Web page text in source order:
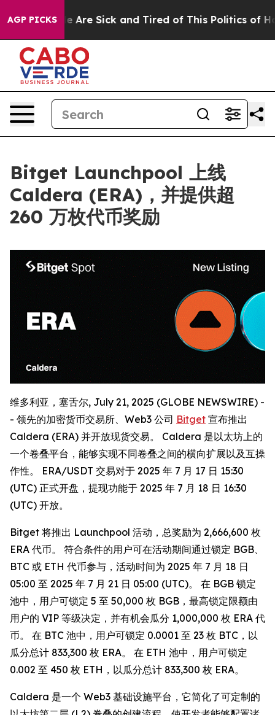
AGP PICKS
“People Are Sick and Tired of This Politics of
Bitget Launchpool 上线
Caldera (ERA)，并提供超
260 万枚代币奖励
维多利亚，塞舌尔, July 21, 2025 (GLOBE NEWSWIRE) -
- 领先的加密货币交易所、Web3 公司 Bitget 宣布推出
Caldera (ERA) 并开放现货交易。 Caldera 是以太坊上的
一个卷叠平台，能够实现不同卷叠之间的横向扩展以及互操
作性。 ERA/USDT 交易对于 2025 年 7 月 17 日 15:30
(UTC) 正式开盘，提现功能于 2025 年 7 月 18 日 16:30
(UTC) 开放。
Bitget 将推出 Launchpool 活动，总奖励为 2,666,600 枚
ERA 代币。 符合条件的用户可在活动期间通过锁定 BGB、
BTC 或 ETH 代币参与，活动时间为 2025 年 7 月 18 日
05:00 至 2025 年 7 月 21 日 05:00 (UTC)。 在 BGB 锁定
池中，用户可锁定 5 至 50,000 枚 BGB，最高锁定限额由
用户的 VIP 等级决定，并有机会瓜分 1,000,000 枚 ERA 代
币。 在 BTC 池中，用户可锁定 0.0001 至 23 枚 BTC，以
瓜分总计 833,300 枚 ERA。 在 ETH 池中，用户可锁定
0.002 至 450 枚 ETH，以瓜分总计 833,300 枚 ERA。
Caldera 是一个 Web3 基础设施平台，它简化了可定制的